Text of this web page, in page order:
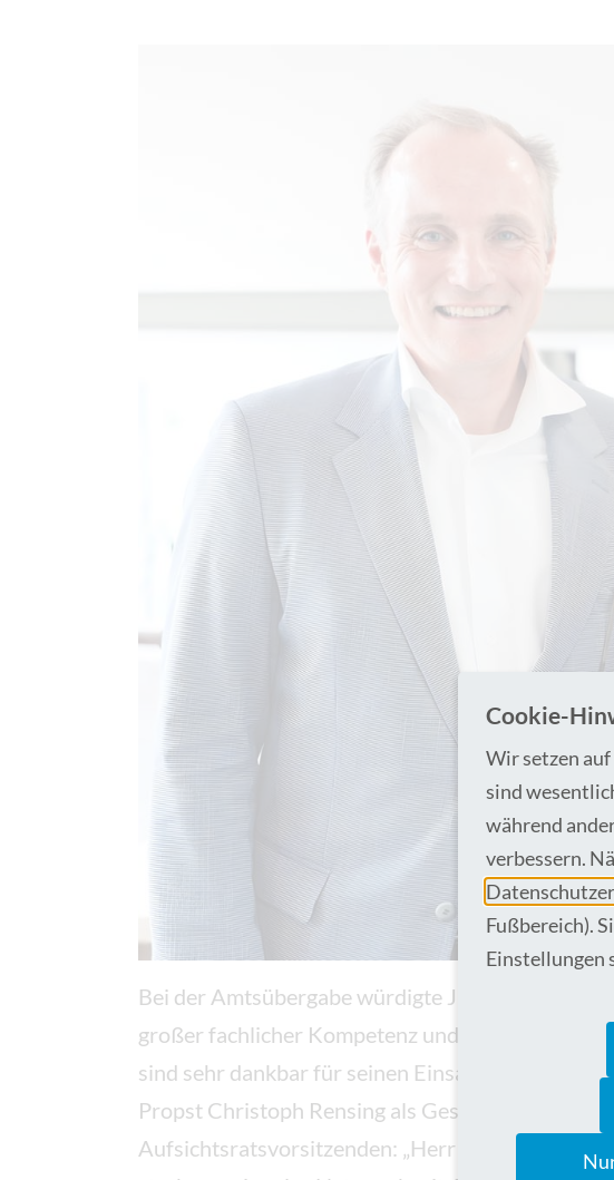
Bei der Amtsübergabe würdigte Jürgen
großer fachlicher Kompetenz und spürbarer
sind sehr dankbar für seinen Einsatz – umso
Propst Christoph Rensing als
Aufsichtsratsvorsitzenden: „Herr Büngeler
Cookie-
Wir setzen
sind
während
verbessern.
Fußbereich).
Einstellungen